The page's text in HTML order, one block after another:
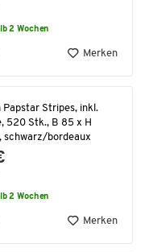
2 Wochen
Merken
Stripes, inkl.
520 Stk., B 85 x H
schwarz/bordeaux
2 Wochen
Merken